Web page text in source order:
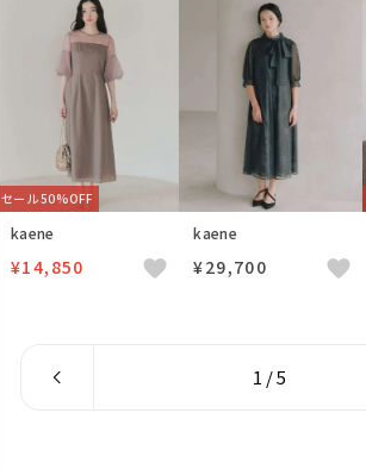
セール 50%OFF
kaene
¥14,850
kaene
¥29,700